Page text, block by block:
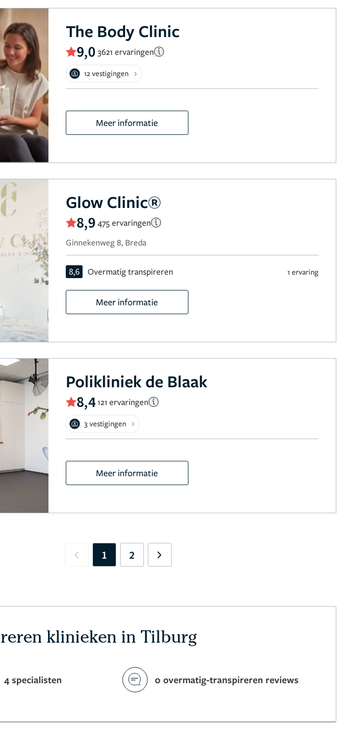
The Body Clinic
9,0 3621 ervaringen
12 vestigingen
Meer informatie
Glow Clinic®
8,9 475 ervaringen
Ginnekenweg 8, Breda
8,6 Overmatig transpireren 1 ervaring
Meer informatie
Polikliniek de Blaak
8,4121 ervaringen
3 vestigingen
Meer informatie
Previous
1 2 Next
klinieken in Tilburg
4 specialisten 0 overmatig-transpireren reviews